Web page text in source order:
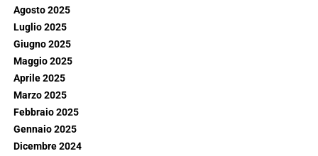
Agosto 2025
Luglio 2025
Giugno 2025
Maggio 2025
Aprile 2025
Marzo 2025
Febbraio 2025
Gennaio 2025
Dicembre 2024